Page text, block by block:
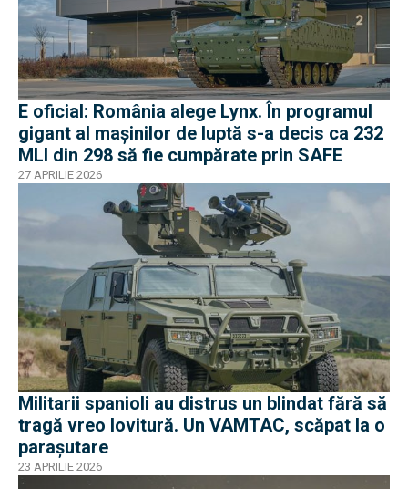
E oficial: România alege Lynx. În programul
gigant al mașinilor de luptă s-a decis ca 232
MLI din 298 să fie cumpărate prin SAFE
27 APRILIE 2026
Militarii spanioli au distrus un blindat fără să
tragă vreo lovitură. Un VAMTAC, scăpat la o
parașutare
23 APRILIE 2026